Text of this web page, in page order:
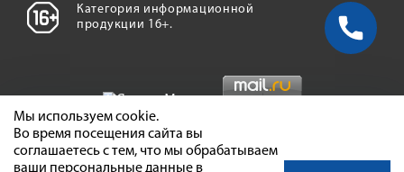
Категория информационной
продукции 16+.
Мы используем cookie.
Во время посещения сайта вы
соглашаетесь с тем, что мы обрабатываем
ваши персональные данные в